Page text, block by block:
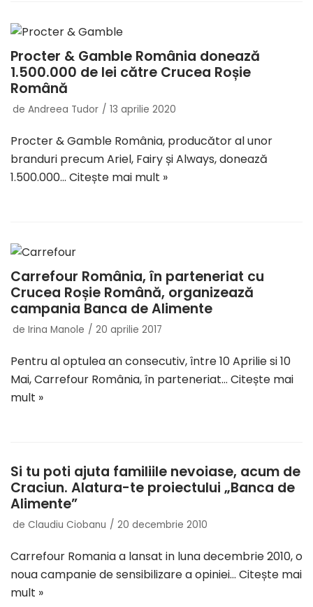
Procter & Gamble România donează
1.500.000 de lei către Crucea Roșie
Română
de Andreea Tudor 13 aprilie 2020
Procter & Gamble România, producător al unor
branduri precum Ariel, Fairy și Always, donează
1.500.000… Citește mai mult »
Carrefour România, în parteneriat cu
Crucea Roșie Română, organizează
campania Banca de Alimente
de Irina Manole 20 aprilie 2017
Pentru al optulea an consecutiv, între 10 Aprilie si 10
Mai, Carrefour România, în parteneriat… Citește mai
mult »
Si tu poti ajuta familiile nevoiase, acum de
Craciun. Alatura-te proiectului „Banca de
Alimente”
de Claudiu Ciobanu 20 decembrie 2010
Carrefour Romania a lansat in luna decembrie 2010, o
noua campanie de sensibilizare a opiniei… Citește mai
mult »